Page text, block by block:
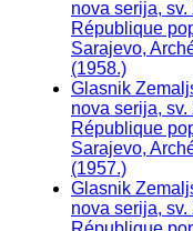
nova serija,
République
Sarajevo,
(1958.)
Glasnik
nova serija,
République
Sarajevo,
(1957.)
Glasnik
nova serija,